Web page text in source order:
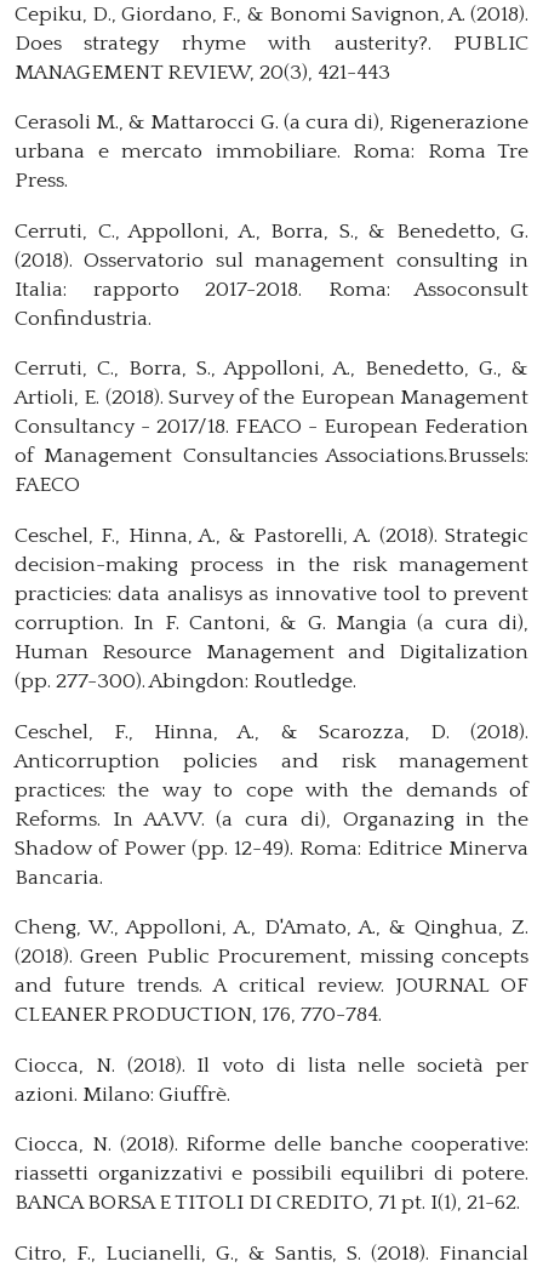
Cepiku, D., Giordano, F., & Bonomi Savignon, A. (2018).
Does strategy rhyme with austerity?. PUBLIC
MANAGEMENT REVIEW, 20(3), 421-443
Cerasoli M., & Mattarocci G. (a cura di), Rigenerazione
urbana e mercato immobiliare. Roma: Roma Tre
Press.
Cerruti, C., Appolloni, A., Borra, S., & Benedetto, G.
(2018). Osservatorio sul management consulting in
Italia: rapporto 2017-2018. Roma: Assoconsult
Confindustria.
Cerruti, C., Borra, S., Appolloni, A., Benedetto, G., &
Artioli, E. (2018). Survey of the European Management
Consultancy - 2017/18. FEACO - European Federation
of Management Consultancies Associations.Brussels:
FAECO
Ceschel, F., Hinna, A., & Pastorelli, A. (2018). Strategic
decision-making process in the risk management
practicies: data analisys as innovative tool to prevent
corruption. In F. Cantoni, & G. Mangia (a cura di),
Human Resource Management and Digitalization
(pp. 277-300). Abingdon: Routledge.
Ceschel, F., Hinna, A., & Scarozza, D. (2018).
Anticorruption policies and risk management
practices: the way to cope with the demands of
Reforms. In AA.VV. (a cura di), Organazing in the
Shadow of Power (pp. 12-49). Roma: Editrice Minerva
Bancaria.
Cheng, W., Appolloni, A., D'Amato, A., & Qinghua, Z.
(2018). Green Public Procurement, missing concepts
and future trends. A critical review. JOURNAL OF
CLEANER PRODUCTION, 176, 770-784.
Ciocca, N. (2018). Il voto di lista nelle società per
azioni. Milano: Giuffrè.
Ciocca, N. (2018). Riforme delle banche cooperative:
riassetti organizzativi e possibili equilibri di potere.
BANCA BORSA E TITOLI DI CREDITO, 71 pt. I(1), 21-62.
Citro, F., Lucianelli, G., & Santis, S. (2018). Financial